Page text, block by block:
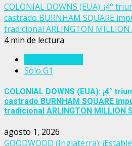
COLONIAL DOWNS (EUA): ¡4°
castrado BURNHAM SQUARE
tradicional ARLINGTON MILLION
4 min de lectura
Sólo G1
COLONIAL DOWNS (EUA): ¡4°
castrado BURNHAM SQUARE
tradicional ARLINGTON MILLION
agosto 1, 2026
GOODWOOD (Inglaterra):